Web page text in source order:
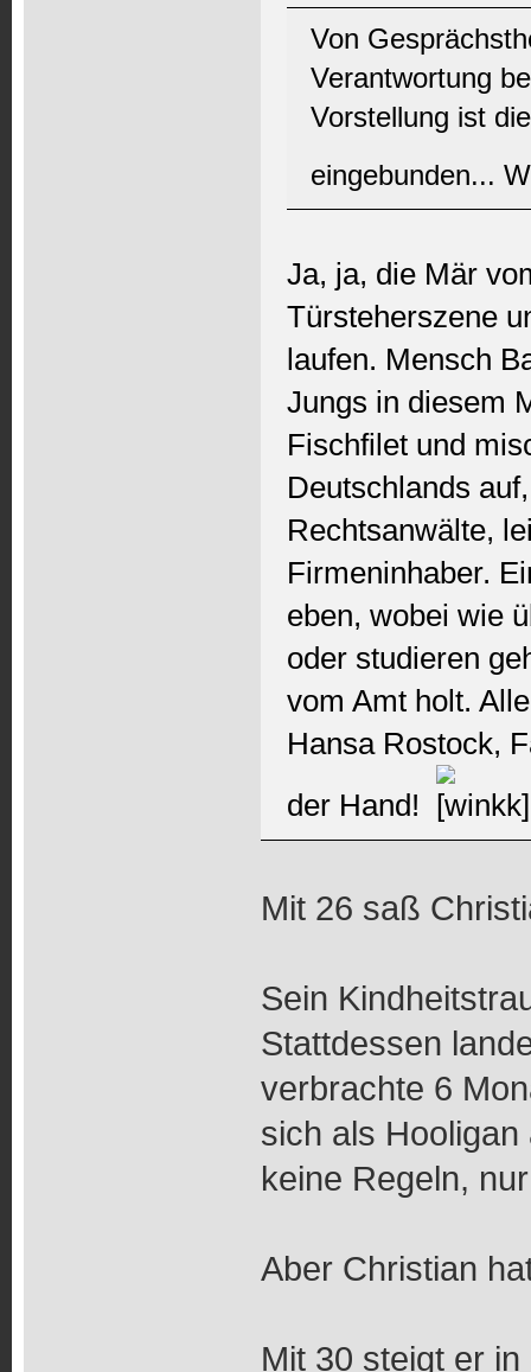
Von
Verantwortung
Vorstellung ist
eingebunden...
Ja, ja, die Mär
Türsteherszene
laufen. Mensch
Jungs in diesem
Fischfilet und
Deutschlands
Rechtsanwälte,
Firmeninhaber.
eben, wobei wie
oder studieren
vom Amt holt.
Hansa Rostock,
der Hand!
Mit 26 saß
Sein
Stattdessen
verbrachte 6
sich als
keine Regeln,
Aber Christian
Mit 30 steigt er